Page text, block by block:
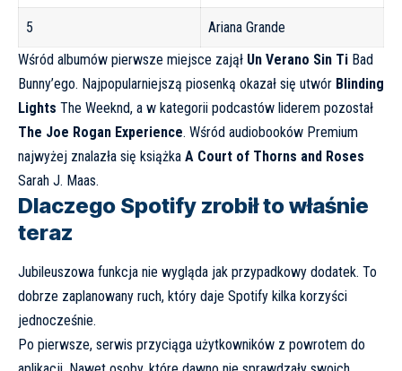
5
Ariana Grande
Wśród albumów pierwsze miejsce zajął Un Verano Sin Ti Bad
Bunny’ego. Najpopularniejszą piosenką okazał się utwór Blinding
Lights The Weeknd, a w kategorii podcastów liderem pozostał
The Joe Rogan Experience. Wśród audiobooków Premium
najwyżej znalazła się książka A Court of Thorns and Roses
Sarah J. Maas.
Dlaczego Spotify zrobił to właśnie
teraz
Jubileuszowa funkcja nie wygląda jak przypadkowy dodatek. To
dobrze zaplanowany ruch, który daje Spotify kilka korzyści
jednocześnie.
Po pierwsze, serwis przyciąga użytkowników z powrotem do